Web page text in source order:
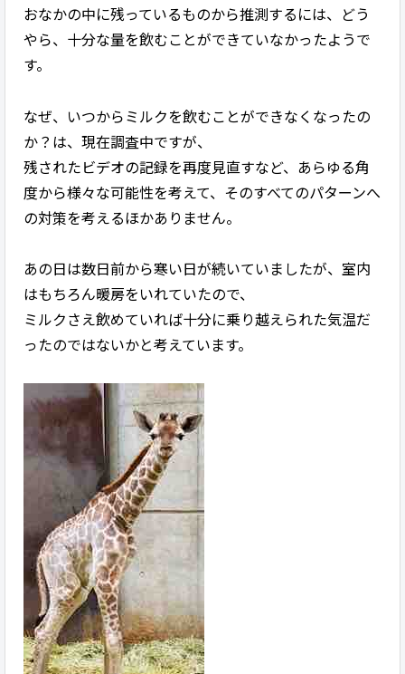
おなかの中に残っているものから推測するには、どう
やら、十分な量を飲むことができていなかったようで
す。
なぜ、いつからミルクを飲むことができなくなったの
か？は、現在調査中ですが、
残されたビデオの記録を再度見直すなど、あらゆる角
度から様々な可能性を考えて、そのすべてのパターンへ
の対策を考えるほかありません。
あの日は数日前から寒い日が続いていましたが、室内
はもちろん暖房をいれていたので、
ミルクさえ飲めていれば十分に乗り越えられた気温だ
ったのではないかと考えています。